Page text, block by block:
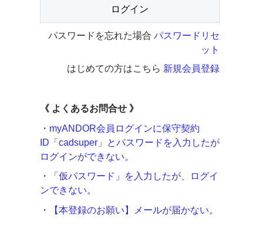
パスワードを忘れた場合 パスワードリセ
ット
はじめての方はこちら 新規会員登録
《 よくあるお問合せ 》
・ myANDOR会員ログインに保守契約
ID「cadsuper」とパスワードを入力したが
ログインができない。
・
「仮パスワード」を入力したが、ログイ
ンできない。
・
【本登録のお願い】メールが届かない。